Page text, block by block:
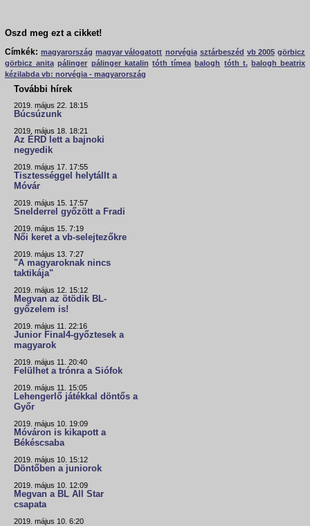
Oszd meg ezt a cikket!
Címkék: magyarország magyar válogatott norvégia sztárbeszéd vb 2005 görbicz
görbicz anita pálinger pálinger katalin tóth tímea balogh tóth t.
balogh beatrix
kézilabda vb: norvégia - magyarország
További hírek
2019. május 22. 18:15
Búcsúzunk
2019. május 18. 18:21
Az ÉRD lett a bajnoki
negyedik
2019. május 17. 17:55
Tisztességgel helytállt a
Móvár
2019. május 15. 17:57
Snelderrel győzött a Fradi
2019. május 15. 7:19
Női keret a vb-selejtezőkre
2019. május 13. 7:27
"A magyaroknak nincs
taktikája"
2019. május 12. 15:12
Megvan az ötödik BL-
győzelem is!
2019. május 11. 22:16
Junior Final4-győztesek a
magyarok
2019. május 11. 20:40
Felülhet a trónra a Siófok
2019. május 11. 15:05
Lehengerlő játékkal döntős a
Győr
2019. május 10. 19:09
Móváron is kikapott a
Békéscsaba
2019. május 10. 15:12
Döntőben a juniorok
2019. május 10. 12:09
Megvan a BL All Star
csapata
2019. május 10. 6:20